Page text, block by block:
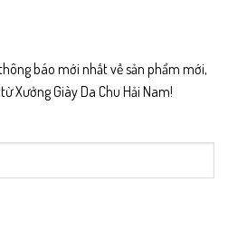
báo mới nhất về sản phẩm mới,
Xưởng Giày Da Chu Hải Nam!